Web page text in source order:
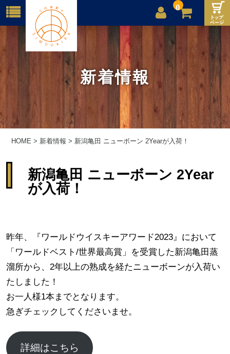
0
店舗案内
ご利用案内
送料
お問合せ
新着情報
HOME > 新着情報 > 新潟亀田 ニューボーン 2Yearが入荷！
新潟亀田 ニューボーン 2Year
が入荷！
昨年、『ワールドウイスキーアワード2023』において
「ワールドベスト/世界最高賞」を受賞した新潟亀田蒸
溜所から、2年以上の熟成を経たニューボーンが入荷い
たしました！
お一人様1本までとなります。
急ぎチェックしてくださいませ。
詳細はこちら